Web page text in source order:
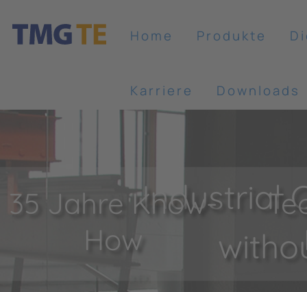
Home Produkte
Karriere Downloads
Industrial
35 Jahre Know-
How